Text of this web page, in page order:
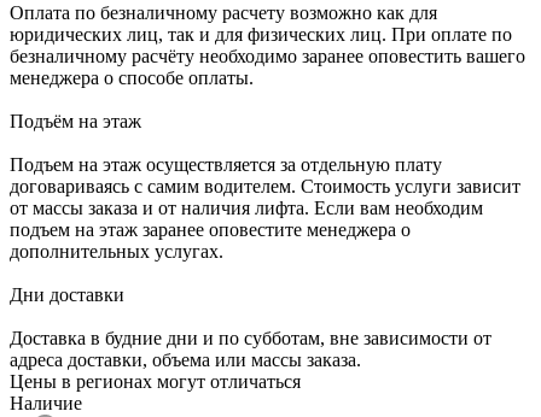
Оплата по безналичному расчету возможно как для
юридических лиц, так и для физических лиц. При оплате по
безналичному расчёту необходимо заранее оповестить вашего
менеджера о способе оплаты.
Подъём на этаж
Подъем на этаж осуществляется за отдельную плату
договариваясь с самим водителем. Стоимость услуги зависит
от массы заказа и от наличия лифта. Если вам необходим
подъем на этаж заранее оповестите менеджера о
дополнительных услугах.
Дни доставки
Доставка в будние дни и по субботам, вне зависимости от
адреса доставки, объема или массы заказа.
Цены в регионах могут отличаться
Наличие